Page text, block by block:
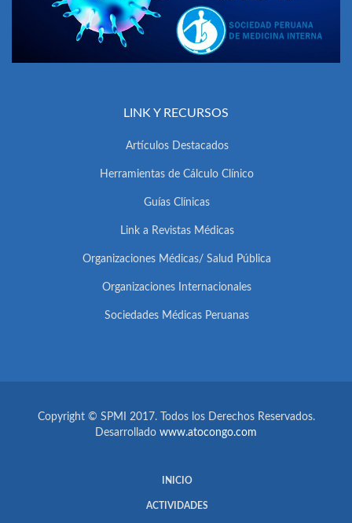
LINK Y RECURSOS
Artículos Destacados
Herramientas de Cálculo Clínico
Guías Clínicas
Link a Revistas Médicas
Organizaciones Médicas/ Salud Pública
Organizaciones Internacionales
Sociedades Médicas Peruanas
Copyright © SPMI 2017. Todos los Derechos Reservados.
Desarrollado www.atocongo.com
INICIO
ACTIVIDADES